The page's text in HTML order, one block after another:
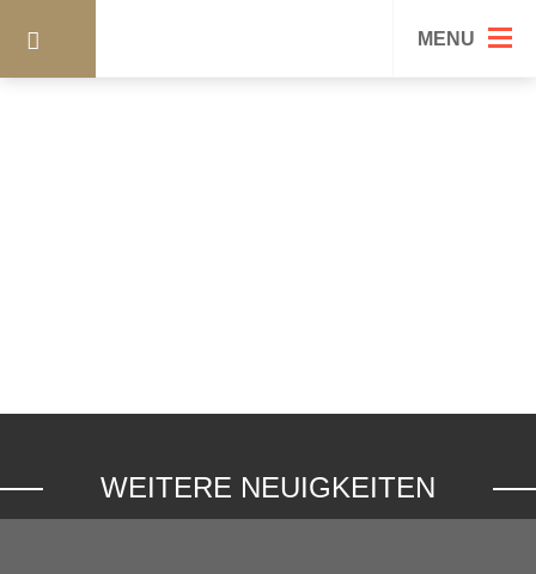
MENU
WEITERE NEUIGKEITEN